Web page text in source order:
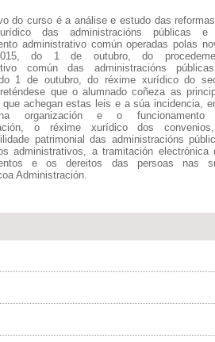
do curso é a análise e estudo das
das administracións públicas e
administrativo común operadas polas
do 1 de outubro, do
común das administracións
1 de outubro, do réxime xurídico do
que o alumnado coñeza as
que achegan estas leis e a súa incidencia,
organización e o funcionamento
o réxime xurídico dos
patrimonial das administracións
administrativos, a tramitación electrónica
e os dereitos das persoas nas
Administración.